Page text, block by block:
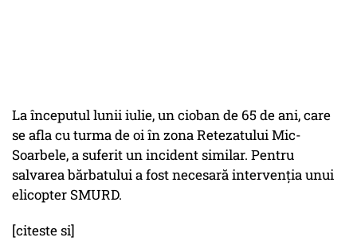
La începutul lunii iulie, un cioban de 65 de ani, care
se afla cu turma de oi în zona Retezatului Mic-
Soarbele, a suferit un incident similar. Pentru
salvarea bărbatului a fost necesară intervenția unui
elicopter SMURD.
[citeste si]